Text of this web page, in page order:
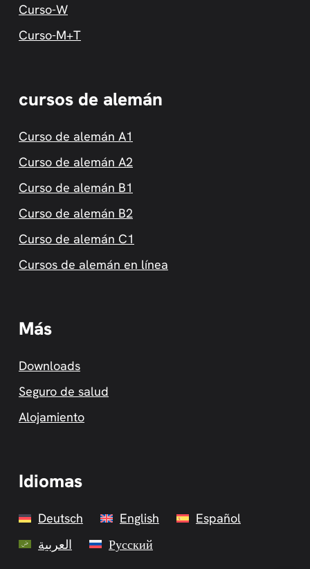
Curso-W
Curso-M+T
cursos de alemán
Curso de alemán A1
Curso de alemán A2
Curso de alemán B1
Curso de alemán B2
Curso de alemán C1
Cursos de alemán en línea
Más
Downloads
Seguro de salud
Alojamiento
Idiomas
Deutsch English
Español
العربية
Русский